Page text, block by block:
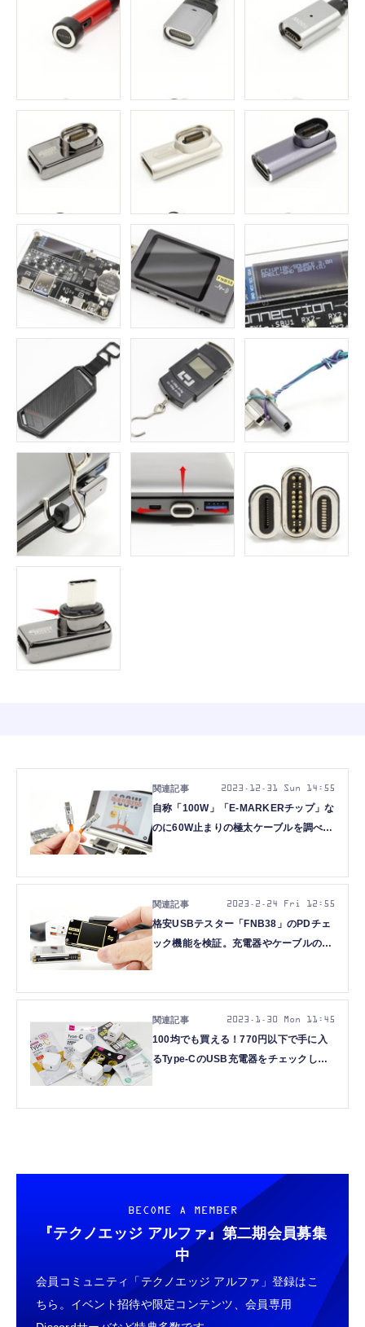
自称「100W」「E-MARKERチップ」な
のに60W止まりの極太ケーブルを調べて
2023.12.31 Sun 14:55
格安USBテスター「FNB38」のPDチェ
ック機能を検証。充電器やケーブルの識
2023.2.24 Fri 12:55
100均でも買える！770円以下で手に入
るType-CのUSB充電器をチェックして
2023.1.30 Mon 11:45
BECOME A MEMBER
『テクノエッジ アルファ』 第二期会員募集
中
会員コミュニティ「テクノエッジ アルファ」登録はこ
ちら。イベント招待や限定コンテンツ、会員専用